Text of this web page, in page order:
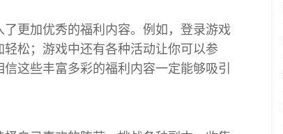
更加优秀的福利内容。例如，登录游戏
松；游戏中还有各种活动让你可以参
这些丰富多彩的福利内容一定能够吸引